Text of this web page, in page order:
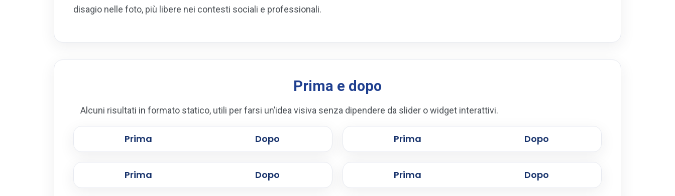
disagio nelle foto, più libere nei contesti sociali e professionali.
Prima e dopo
Alcuni risultati in formato statico, utili per farsi un’idea visiva senza dipendere da slider o widget interattivi.
Prima Dopo Prima Dopo
Prima Dopo Prima Dopo